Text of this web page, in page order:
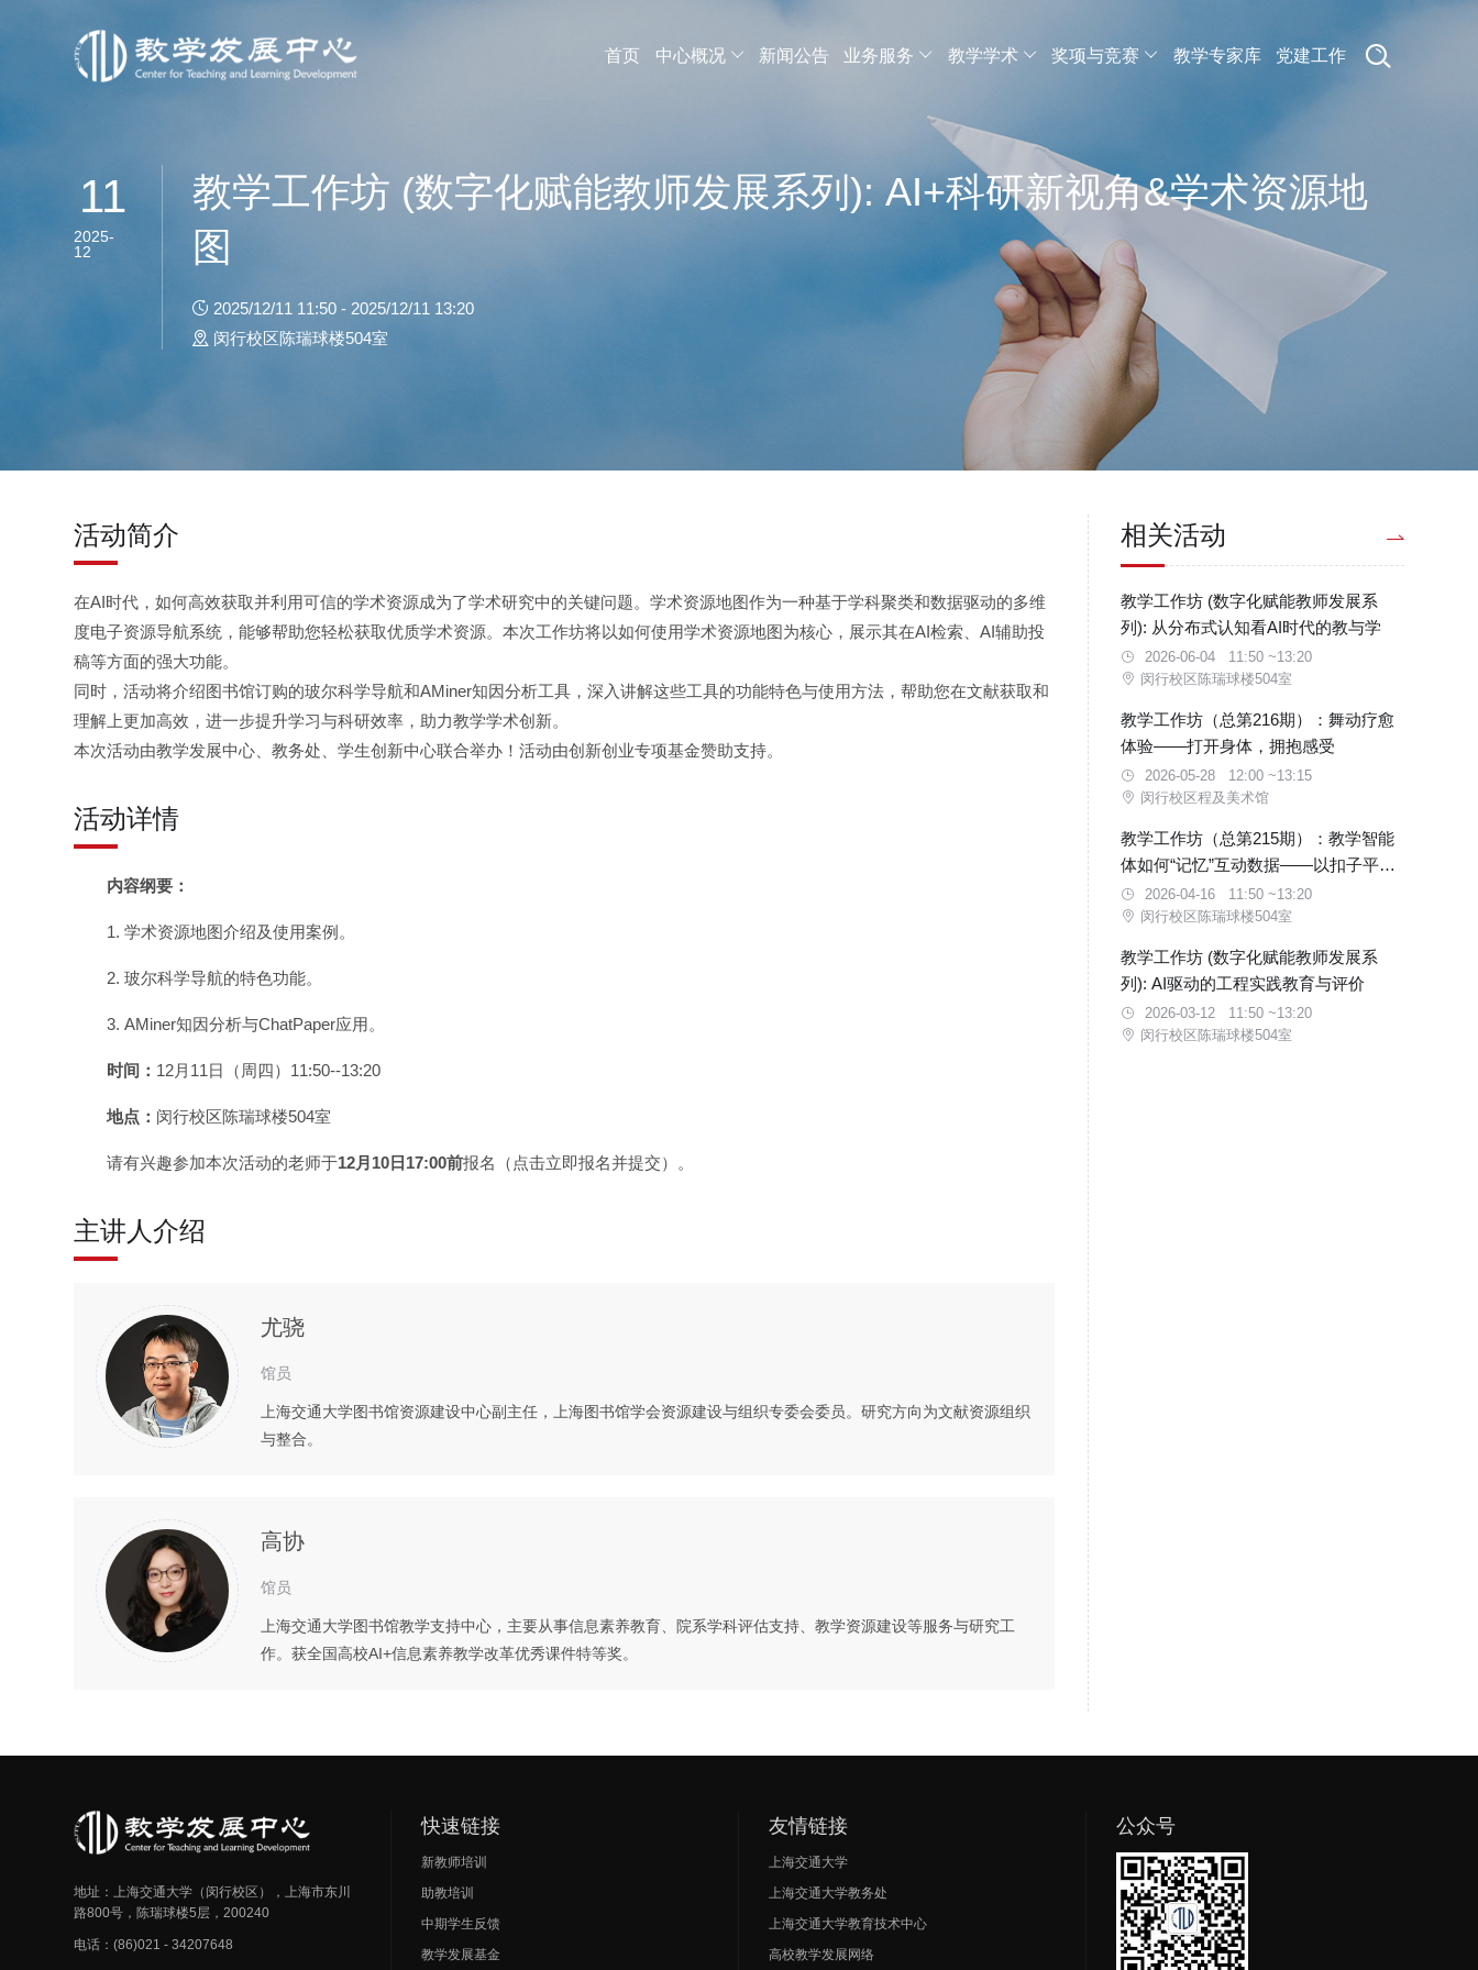
首页 中心概况 新闻公告 业务服务 教学学术 奖项与竞赛 教学专家库 党建工作
11
2025-
12
教学工作坊 (数字化赋能教师发展系列): AI+科研新视角&学术资源地
图
2025/12/11 11:50 - 2025/12/11 13:20
闵行校区陈瑞球楼504室
活动简介
在AI时代，如何高效获取并利用可信的学术资源成为了学术研究中的关键问题。学术资源地图作为一种基于学科聚类和数据驱动的多维
度电子资源导航系统，能够帮助您轻松获取优质学术资源。本次工作坊将以如何使用学术资源地图为核心，展示其在AI检索、AI辅助投
稿等方面的强大功能。
同时，活动将介绍图书馆订购的玻尔科学导航和AMiner知因分析工具，深入讲解这些工具的功能特色与使用方法，帮助您在文献获取和
理解上更加高效，进一步提升学习与科研效率，助力教学学术创新。
本次活动由教学发展中心、教务处、学生创新中心联合举办！活动由创新创业专项基金赞助支持。
活动详情
内容纲要：
1. 学术资源地图介绍及使用案例。
2. 玻尔科学导航的特色功能。
3. AMiner知因分析与ChatPaper应用。
时间： 12月11日（周四）11:50--13:20
地点： 闵行校区陈瑞球楼504室
请有兴趣参加本次活动的老师于12月10日17:00前报名（点击立即报名并提交）。
主讲人介绍
尤骁
馆员
上海交通大学图书馆资源建设中心副主任，上海图书馆学会资源建设与组织专委会委员。研究方向为文献资源组织
与整合。
高协
馆员
上海交通大学图书馆教学支持中心，主要从事信息素养教育、院系学科评估支持、教学资源建设等服务与研究工
作。获全国高校AI+信息素养教学改革优秀课件特等奖。
相关活动
教学工作坊 (数字化赋能教师发展系
列): 从分布式认知看AI时代的教与学
2026-06-04 11:50 ~13:20
闵行校区陈瑞球楼504室
教学工作坊（总第216期）：舞动疗愈
体验——打开身体，拥抱感受
2026-05-28 12:00 ~13:15
闵行校区程及美术馆
教学工作坊（总第215期）：教学智能
体如何“记忆”互动数据——以扣子平台
为例2026-04-16 11:50 ~13:20
闵行校区陈瑞球楼504室
教学工作坊 (数字化赋能教师发展系
列): AI驱动的工程实践教育与评价
2026-03-12 11:50 ~13:20
闵行校区陈瑞球楼504室
地址：上海交通大学（闵行校区），上海市东川
路800号，陈瑞球楼5层，200240
电话：(86)021 - 34207648
快速链接
新教师培训
助教培训
中期学生反馈
教学发展基金
友情链接
上海交通大学
上海交通大学教务处
上海交通大学教育技术中心
高校教学发展网络
公众号